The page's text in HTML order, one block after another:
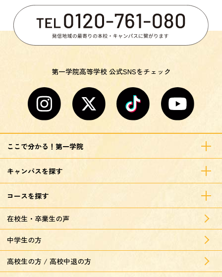
第一学院高等学校 公式SNSをチェック
ここで分かる！第一学院
キャンパスを探す
コースを探す
在校生・卒業生の声
中学生の方
高校生の方 / 高校中退の方